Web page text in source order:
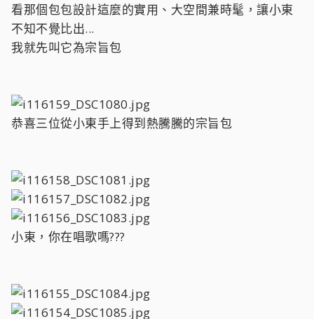
看那個包包設計這麼的實用、大空間兼時髦，讓小東
不知不覺比出...
我就先叫它為宗旨包
恭喜三位從小東手上得到熱騰騰的宗旨包
小東，你在唱歌嗎???